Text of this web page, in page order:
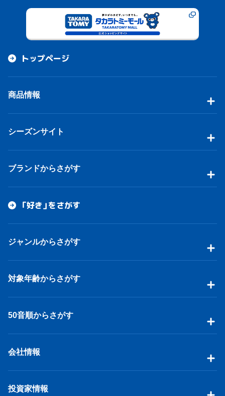
トップページ
商品情報
シーズンサイト
ブランドからさがす
「好き」をさがす
ジャンルからさがす
対象年齢からさがす
50音順からさがす
会社情報
投資家情報